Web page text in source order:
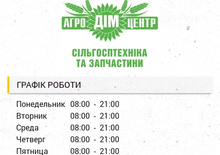
ГРАФІК РОБОТИ
Понедельник 08:00 - 21:00
Вторник
08:00 - 21:00
Среда
08:00 - 21:00
Четверг
08:00 - 21:00
Пятница
08:00 - 21:00